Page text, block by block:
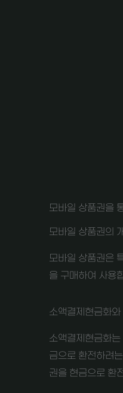
모바일 상품권을
모바일 상품권의
모바일 상품권은
을 구매하여 사용
소액결제현금화
소액결제현금화
금으로 환전하려
권을 현금으로 환